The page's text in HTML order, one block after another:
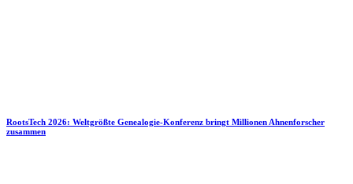
RootsTech 2026: Weltgrößte Genealogie-Konferenz bringt Millionen Ahnenforscher
zusammen